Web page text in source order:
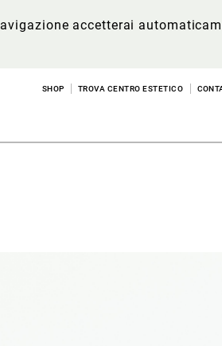
accetterai
SHOP TROVA CENTRO ESTETICO